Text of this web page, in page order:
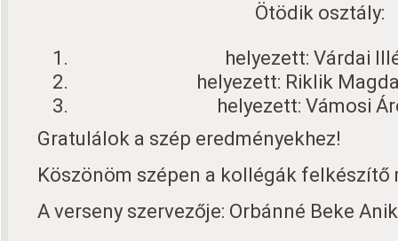
Ötödik osztály:
helyezett: Várdai
helyezett: Riklik
helyezett: Vámosi
Gratulálok a szép eredményekhez!
Köszönöm szépen a kollégák felkészítő
A verseny szervezője: Orbánné Beke